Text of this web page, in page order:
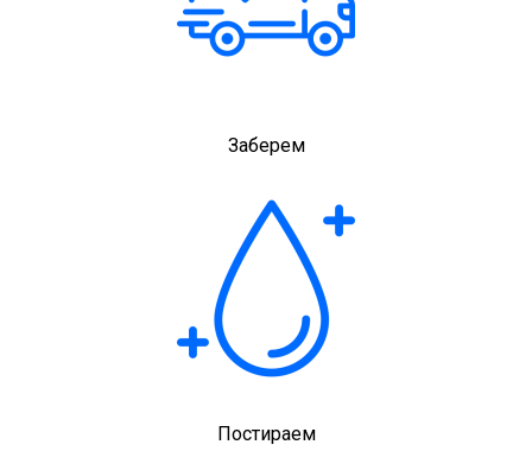
Заберем
Постираем